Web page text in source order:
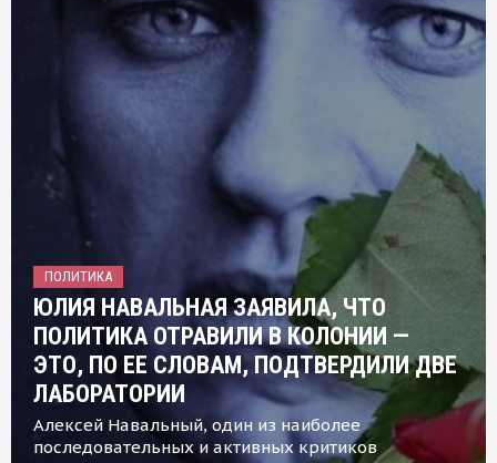
ПОЛИТИКА
ЮЛИЯ НАВАЛЬНАЯ ЗАЯВИЛА, ЧТО
ПОЛИТИКА ОТРАВИЛИ В КОЛОНИИ —
ЭТО, ПО ЕЕ СЛОВАМ, ПОДТВЕРДИЛИ ДВЕ
ЛАБОРАТОРИИ
Алексей Навальный, один из наиболее
последовательных и активных критиков